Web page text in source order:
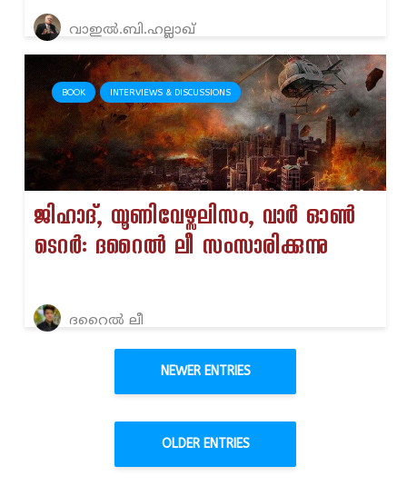
വാഇല്‍.ബി.ഹല്ലാഖ്
BOOK INTERVIEWS & DISCUSSIONS
ജിഹാദ്, യൂണിവേഴ്സലിസം, വാർ ഓൺ
ടെറർ: ദറൈൽ ലീ സംസാരിക്കുന്നു
ദറൈൽ ലീ
NEWER ENTRIES
OLDER ENTRIES